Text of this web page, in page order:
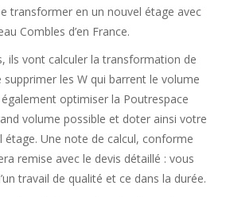
transformer en un nouvel étage avec
Combles d’en France.
ils vont calculer la transformation de
les W qui barrent le volume
optimiser la Poutrespace
volume possible et doter ainsi votre
étage. Une note de calcul, conforme
remise avec le devis détaillé : vous
travail de qualité et ce dans la durée.